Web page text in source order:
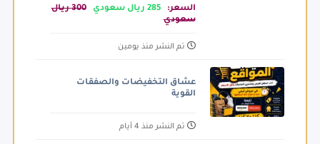
السعر: 285 ريال سعودي
300 ريال
سعودي
تم النشر منذ يومين
عشاق التخفيضات والصفقات
القوية
تم النشر منذ 4 أيام